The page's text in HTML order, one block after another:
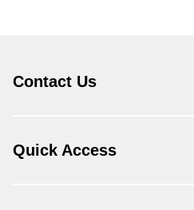
Contact Us
Quick Access